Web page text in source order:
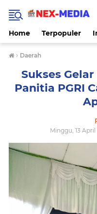
Home Terpopuler
› Daerah
Sukses
Panitia PGRI
Minggu, 13